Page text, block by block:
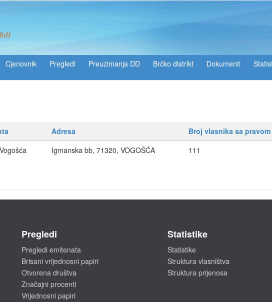
Pregledi Preuzimanja DD Brčko distrikt Dokumenti
Adresa
Broj vlasnika sa
Igmanska bb, 71320, VOGOŠĆA 111
Pregledi
Pregledi emitenata
Brisani vrijednosni papiri
Otvorena društva
Značajni procenti
Vrijednosni papiri
Statistike
Statistike
Struktura vlasništva
Struktura prijenosa